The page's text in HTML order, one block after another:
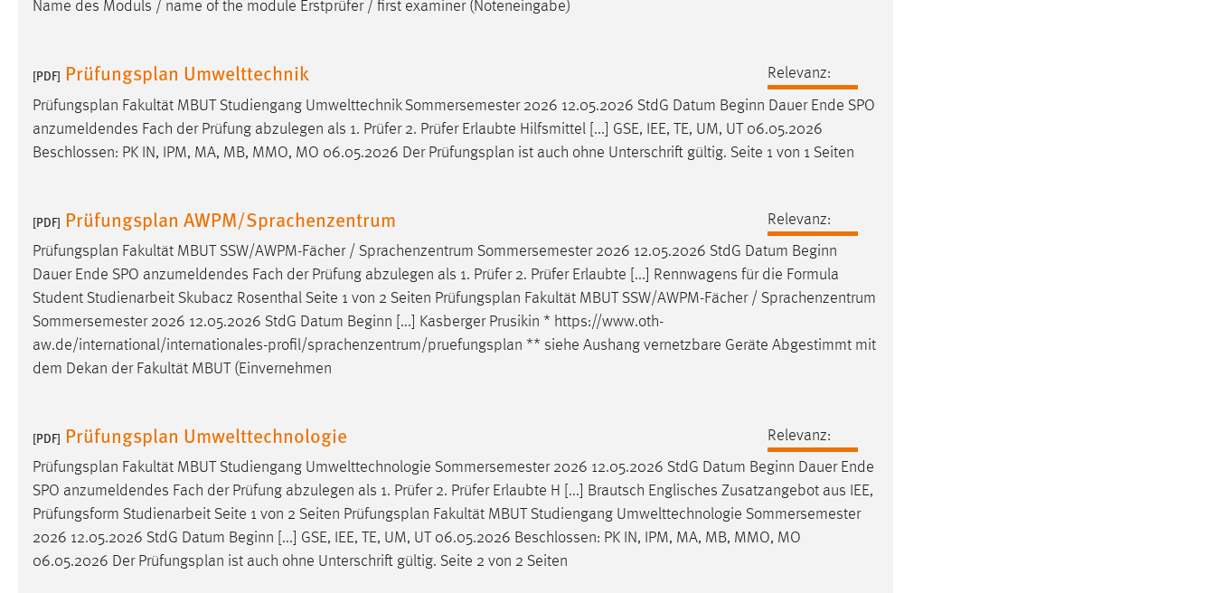
Name des Moduls / name of the module Erstprüfer / first examiner (Noteneingabe)
[PDF] Prüfungsplan Umwelttechnik
Relevanz:
Prüfungsplan Fakultät MBUT Studiengang Umwelttechnik Sommersemester 2026 12.05.2026 StdG Datum Beginn Dauer Ende SPO
anzumeldendes Fach der Prüfung abzulegen als 1. Prüfer 2. Prüfer Erlaubte Hilfsmittel [...] GSE, IEE, TE, UM, UT 06.05.2026
Beschlossen: PK IN, IPM, MA, MB, MMO, MO 06.05.2026 Der Prüfungsplan ist auch ohne Unterschrift gültig. Seite 1 von 1 Seiten
[PDF] Prüfungsplan AWPM/Sprachenzentrum
Relevanz:
Prüfungsplan Fakultät MBUT SSW/AWPM-Fächer / Sprachenzentrum Sommersemester 2026 12.05.2026 StdG Datum Beginn
Dauer Ende SPO anzumeldendes Fach der Prüfung abzulegen als 1. Prüfer 2. Prüfer Erlaubte [...] Rennwagens für die Formula
Student Studienarbeit Skubacz Rosenthal Seite 1 von 2 Seiten Prüfungsplan Fakultät MBUT SSW/AWPM-Fächer / Sprachenzentrum
Sommersemester 2026 12.05.2026 StdG Datum Beginn [...] Kasberger Prusikin * https://www.oth-
aw.de/international/internationales-profil/sprachenzentrum/pruefungsplan ** siehe Aushang vernetzbare Geräte Abgestimmt mit
dem Dekan der Fakultät MBUT (Einvernehmen
[PDF] Prüfungsplan Umwelttechnologie
Relevanz:
Prüfungsplan Fakultät MBUT Studiengang Umwelttechnologie Sommersemester 2026 12.05.2026 StdG Datum Beginn Dauer Ende
SPO anzumeldendes Fach der Prüfung abzulegen als 1. Prüfer 2. Prüfer Erlaubte H [...] Brautsch Englisches Zusatzangebot aus IEE,
Prüfungsform Studienarbeit Seite 1 von 2 Seiten Prüfungsplan Fakultät MBUT Studiengang Umwelttechnologie Sommersemester
2026 12.05.2026 StdG Datum Beginn [...] GSE, IEE, TE, UM, UT 06.05.2026 Beschlossen: PK IN, IPM, MA, MB, MMO, MO
06.05.2026 Der Prüfungsplan ist auch ohne Unterschrift gültig. Seite 2 von 2 Seiten